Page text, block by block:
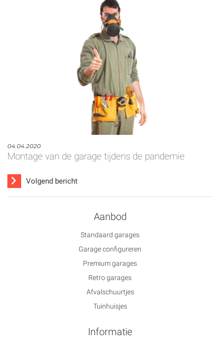
04.04.2020
Montage van de garage tijdens de pandemie
Volgend bericht
Aanbod
Standaard garages
Garage configureren
Premium garages
Retro garages
Afvalschuurtjes
Tuinhuisjes
Informatie